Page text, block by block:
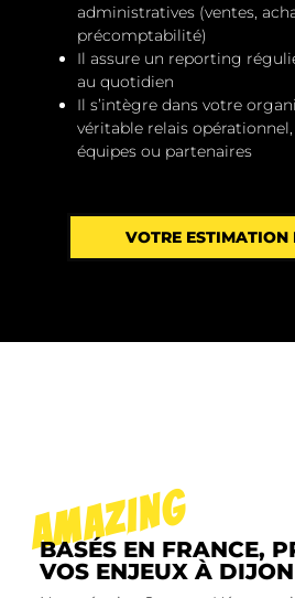
administratives (ventes,
précomptabilité)
Il assure un reporting
au quotidien
Il s’intègre dans votre
véritable relais
équipes ou partenaires
VOTRE ESTIMATION
BASÉS EN FRANCE,
VOS ENJEUX À DIJON
AMAZING